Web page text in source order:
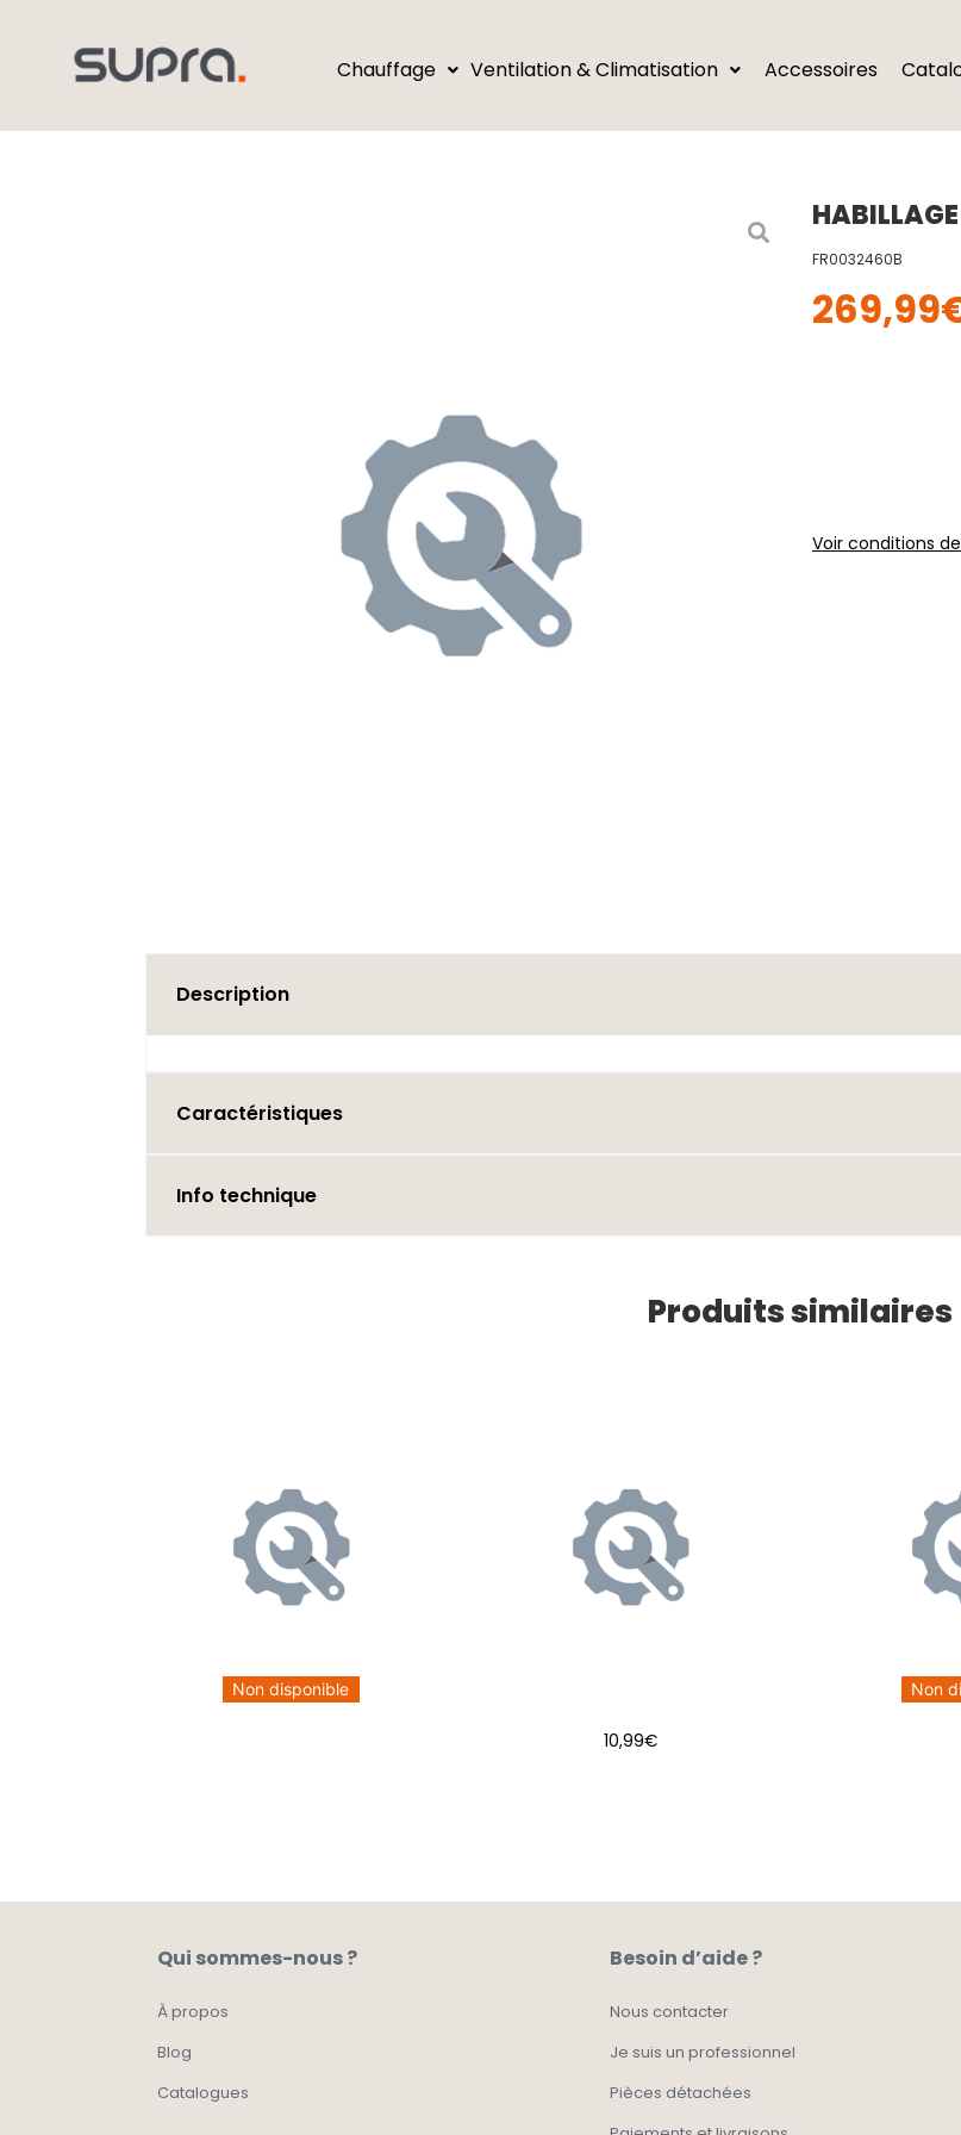
Chauffage Ventilation & Climatisation Accessoires
FR0032460B
269,99
Voir conditions
Description
Caractéristiques
Info technique
Produits similaires
Non disponible
10,99€
Non
Qui sommes-nous ?
À propos
Blog
Catalogues
Besoin d’aide ?
Nous contacter
Je suis un professionnel
Pièces détachées